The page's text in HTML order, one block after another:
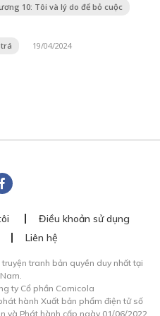
10: Tôi và lý do để bỏ cuộc
19/04/2024
Điều khoản sử dụng
Liên hệ
tranh bản quyền duy nhất tại
ty Cổ phần Comicola
hành Xuất bản phẩm điện tử số
và Phát hành cấp ngày 01/06/2022